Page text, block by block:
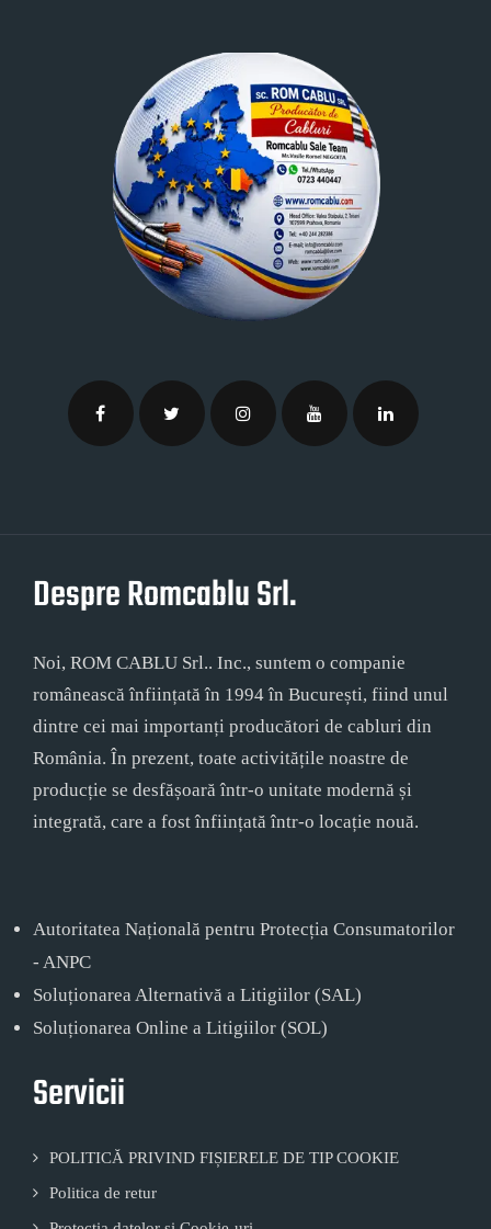
Despre Romcablu Srl.
Noi, ROM CABLU Srl.. Inc., suntem o companie
românească înființată în 1994 în București, fiind unul
dintre cei mai importanți producători de cabluri din
România. În prezent, toate activitățile noastre de
producție se desfășoară într-o unitate modernă și
integrată, care a fost înființată într-o locație nouă.
Autoritatea Națională pentru Protecția Consumatorilor
- ANPC
Soluționarea Alternativă a Litigiilor (SAL)
Soluționarea Online a Litigiilor (SOL)
Servicii
POLITICĂ PRIVIND FIȘIERELE DE TIP COOKIE
Politica de retur